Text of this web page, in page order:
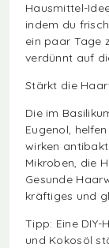
Hausmittel-
indem du
ein paar Tage
verdünnt auf
Stärkt die
Die im
Eugenol,
wirken
Mikroben, die
Gesunde
kräftiges und
Tipp: Eine
und Kokosöl